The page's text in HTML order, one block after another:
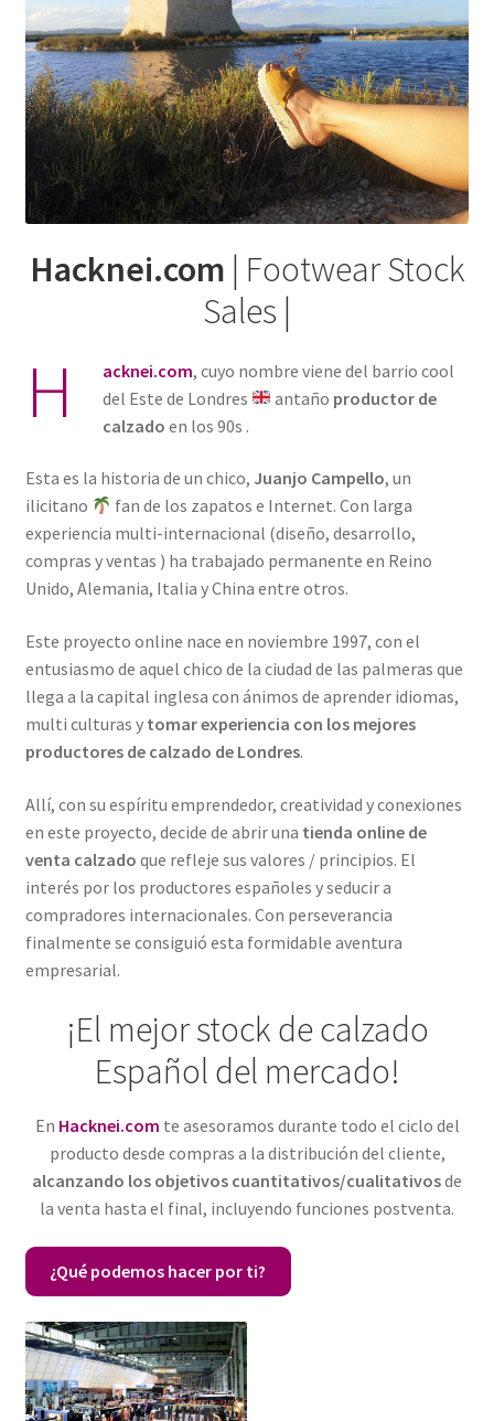
Hacknei.com | Footwear Stock
Sales |
H acknei.com, cuyo nombre viene del barrio cool
del Este de Londres
antaño productor de
calzado en los 90s .
Esta es la historia de un chico, Juanjo Campello, un
ilicitano
fan de los zapatos e Internet. Con larga
experiencia multi-internacional (diseño, desarrollo,
compras y ventas ) ha trabajado permanente en Reino
Unido, Alemania, Italia y China entre otros.
Este proyecto online nace en noviembre 1997, con el
entusiasmo de aquel chico de la ciudad de las palmeras que
llega a la capital inglesa con ánimos de aprender idiomas,
multi culturas y tomar experiencia con los mejores
productores de calzado de Londres.
Allí, con su espíritu emprendedor, creatividad y conexiones
en este proyecto, decide de abrir una tienda online de
venta calzado que refleje sus valores / principios. El
interés por los productores españoles y seducir a
compradores internacionales. Con perseverancia
finalmente se consiguió esta formidable aventura
empresarial.
¡El mejor stock de calzado
Español del mercado!
En Hacknei.com te asesoramos durante todo el ciclo del
producto desde compras a la distribución del cliente,
alcanzando los objetivos cuantitativos/cualitativosde
la venta hasta el final, incluyendo funciones postventa.
¿Qué podemos hacer por ti?